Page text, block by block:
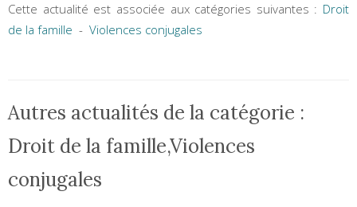
Cette actualité est associée aux catégories suivantes : Droit
de la famille - Violences conjugales
Autres actualités de la catégorie :
Droit de la famille,Violences
conjugales